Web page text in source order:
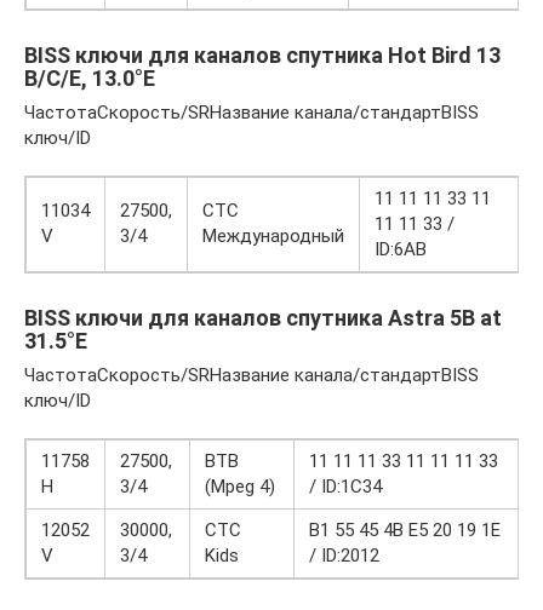
BISS ключи для каналов спутника Hot Bird 13
B/C/E, 13.0°E
ЧастотаСкорость/SRНазвание канала/стандартBISS
ключ/ID
11034
V
27500,
3/4
СТС
Международный
11 11 11 33 11
11 11 33 /
ID:6AB
BISS ключи для каналов спутника Astra 5B at
31.5°E
ЧастотаСкорость/SRНазвание канала/стандартBISS
ключ/ID
11758
H
27500,
3/4
ВТВ
(Mpeg 4)
11 11 11 33 11 11 11 33
/ ID:1C34
12052
V
30000,
3/4
СТС
Kids
B1 55 45 4B E5 20 19 1E
/ ID:2012